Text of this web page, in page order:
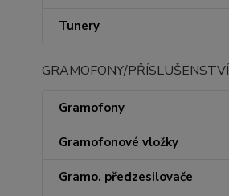
Tunery
GRAMOFONY/PŘÍSLUŠENSTVÍ
Gramofony
Gramofonové vložky
Gramo. předzesilovače